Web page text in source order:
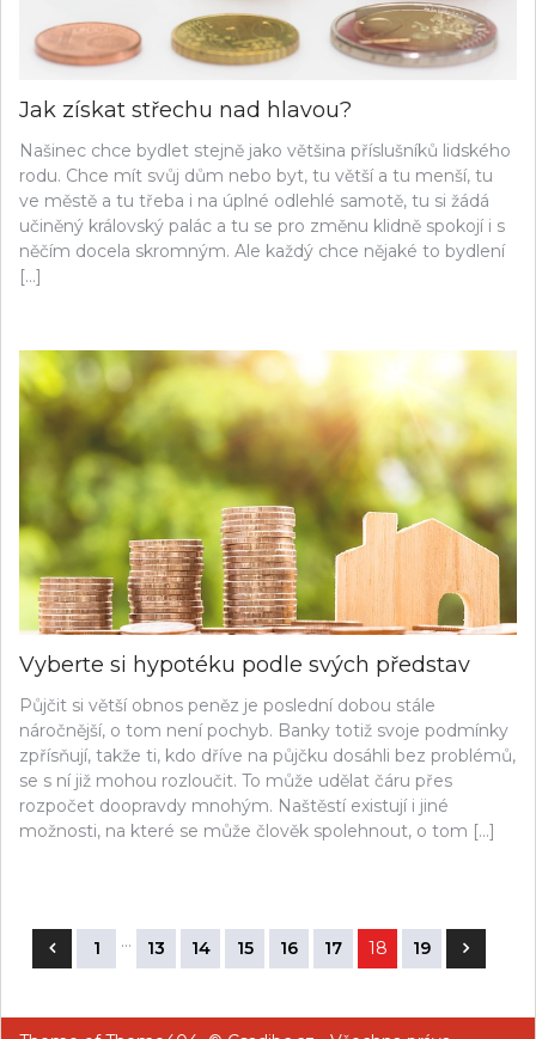
Jak získat střechu nad hlavou?
Našinec chce bydlet stejně jako většina příslušníků lidského
rodu. Chce mít svůj dům nebo byt, tu větší a tu menší, tu
ve městě a tu třeba i na úplné odlehlé samotě, tu si žádá
učiněný královský palác a tu se pro změnu klidně spokojí i s
něčím docela skromným. Ale každý chce nějaké to bydlení
[…]
Vyberte si hypotéku podle svých představ
Půjčit si větší obnos peněz je poslední dobou stále
náročnější, o tom není pochyb. Banky totiž svoje podmínky
zpřísňují, takže ti, kdo dříve na půjčku dosáhli bez problémů,
se s ní již mohou rozloučit. To může udělat čáru přes
rozpočet doopravdy mnohým. Naštěstí existují i jiné
možnosti, na které se může člověk spolehnout, o tom […]
Stránkování
příspěvků
1 … 13 14 15 16 17 18 19